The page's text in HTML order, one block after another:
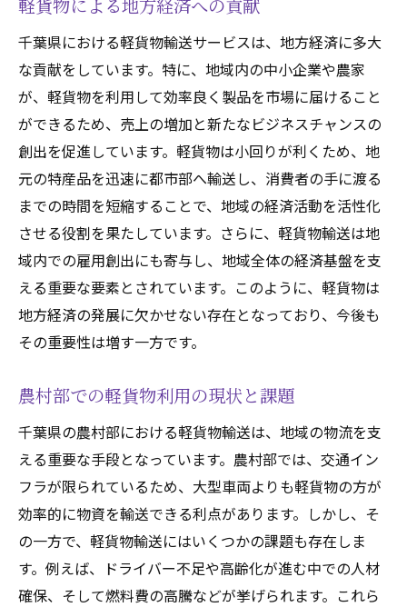
軽貨物による地方経済への貢献
千葉県における軽貨物輸送サービスは、地方経済に多大
な貢献をしています。特に、地域内の中小企業や農家
が、軽貨物を利用して効率良く製品を市場に届けること
ができるため、売上の増加と新たなビジネスチャンスの
創出を促進しています。軽貨物は小回りが利くため、地
元の特産品を迅速に都市部へ輸送し、消費者の手に渡る
までの時間を短縮することで、地域の経済活動を活性化
させる役割を果たしています。さらに、軽貨物輸送は地
域内での雇用創出にも寄与し、地域全体の経済基盤を支
える重要な要素とされています。このように、軽貨物は
地方経済の発展に欠かせない存在となっており、今後も
その重要性は増す一方です。
農村部での軽貨物利用の現状と課題
千葉県の農村部における軽貨物輸送は、地域の物流を支
える重要な手段となっています。農村部では、交通イン
フラが限られているため、大型車両よりも軽貨物の方が
効率的に物資を輸送できる利点があります。しかし、そ
の一方で、軽貨物輸送にはいくつかの課題も存在しま
す。例えば、ドライバー不足や高齢化が進む中での人材
確保、そして燃料費の高騰などが挙げられます。これら